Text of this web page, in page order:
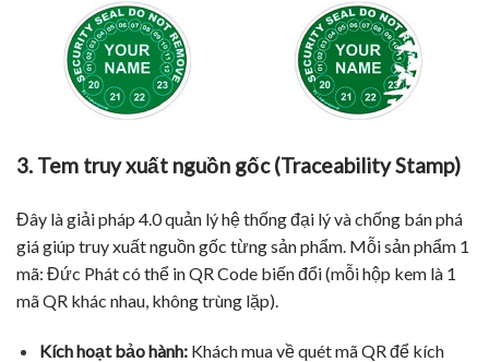
3. Tem truy xuất nguồn gốc (Traceability Stamp)
Đây là giải pháp 4.0 quản lý hệ thống đại lý và chống bán phá
giá giúp truy xuất nguồn gốc từng sản phẩm. Mỗi sản phẩm 1
mã: Đức Phát có thể in QR Code biến đổi (mỗi hộp kem là 1
mã QR khác nhau, không trùng lặp).
Kích hoạt bảo hành:Khách mua về quét mã QR để kích